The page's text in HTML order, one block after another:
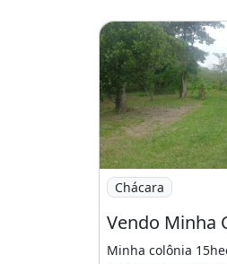
Imagem: Vendo
Chácara
Vendo Minha
Minha colônia